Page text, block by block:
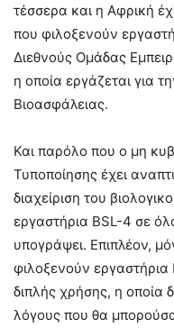
τέσσερα και η Αφρική
που φιλοξενούν
Διεθνούς Ομάδας
η οποία εργάζεται για
Βιοασφάλειας.
Και παρόλο που ο μη
Τυποποίησης έχει
διαχείριση του
εργαστήρια BSL-4 σε
υπογράψει. Επιπλέον,
φιλοξενούν
διπλής χρήσης, η οποία
λόγους που θα